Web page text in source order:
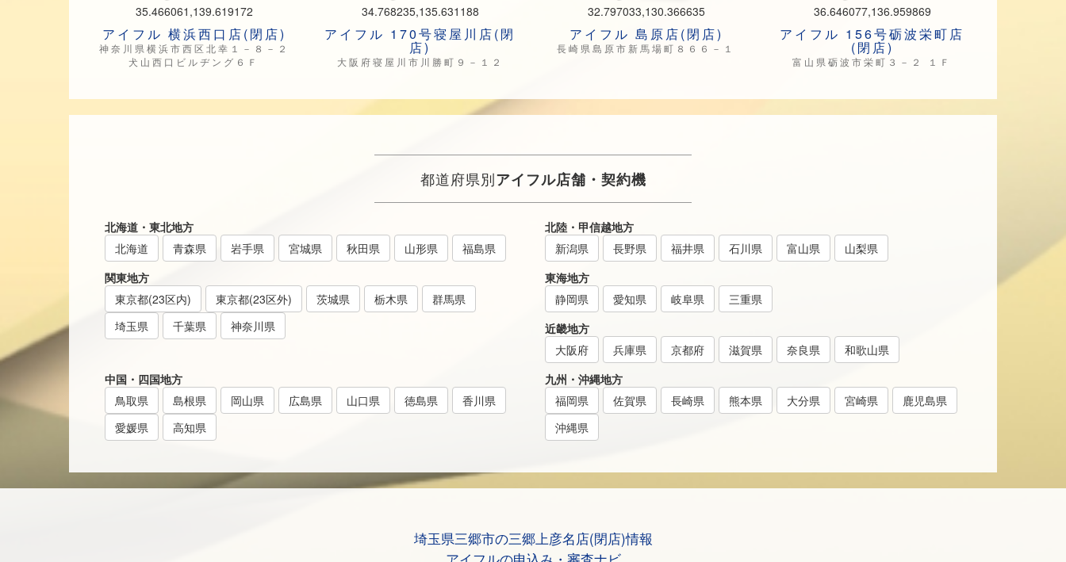
35.466061,139.619172
アイフル 横浜西口店(閉店)
神奈川県横浜市西区北幸１－８－２
犬山西口ビルヂング６Ｆ
34.768235,135.631188
アイフル 170号寝屋川店(閉
店)
大阪府寝屋川市川勝町９－１２
32.797033,130.366635
アイフル 島原店(閉店)
長崎県島原市新馬場町８６６－１
36.646077,136.959869
アイフル 156号砺波栄町店
(閉店)
富山県砺波市栄町３－２ １Ｆ
都道府県別アイフル店舗・契約機
北海道・東北地方
北海道
青森県 岩手県 宮城県 秋田県 山形県 福島県
北陸・甲信越地方
新潟県
長野県 福井県 石川県 富山県
山梨県
関東地方
東京都(23区内)
東京都(23区外) 茨城県 栃木県
群馬県
埼玉県
千葉県 神奈川県
東海地方
静岡県
愛知県 岐阜県
三重県
近畿地方
大阪府
兵庫県 京都府 滋賀県 奈良県
和歌山県
中国・四国地方
鳥取県
島根県 岡山県 広島県 山口県 徳島県
香川県
愛媛県
高知県
九州・沖縄地方
福岡県
佐賀県 長崎県 熊本県 大分県 宮崎県
鹿児島県
沖縄県
埼玉県三郷市の三郷上彦名店(閉店)情報